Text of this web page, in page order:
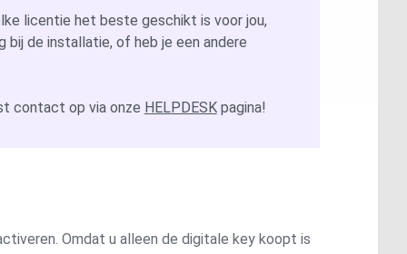
2026
licentie het beste geschikt is voor jou,
bij de installatie, of heb je een andere
contact op via onze HELPDESKpagina!
Omdat u alleen de digitale key koopt is